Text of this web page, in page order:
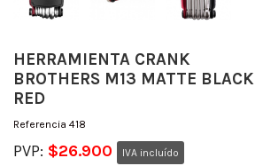
HERRAMIENTA CRANK
BROTHERS M13 MATTE BLACK
RED
Referencia 418
PVP: $26.900
IVA incluído